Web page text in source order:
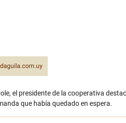
el presidente de la cooperativa
que había quedado en espera.